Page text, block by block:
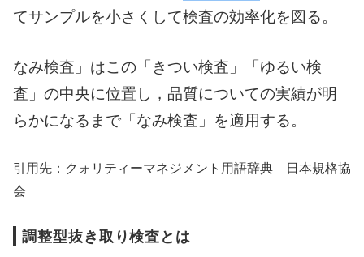
てサンプルを小さくして検査の効率化を図る。
なみ検査」はこの「きつい検査」「ゆるい検
査」の中央に位置し，品質についての実績が明
らかになるまで「なみ検査」を適用する。
引用先：クォリティーマネジメント用語辞典 日本規格協
会
調整型抜き取り検査とは